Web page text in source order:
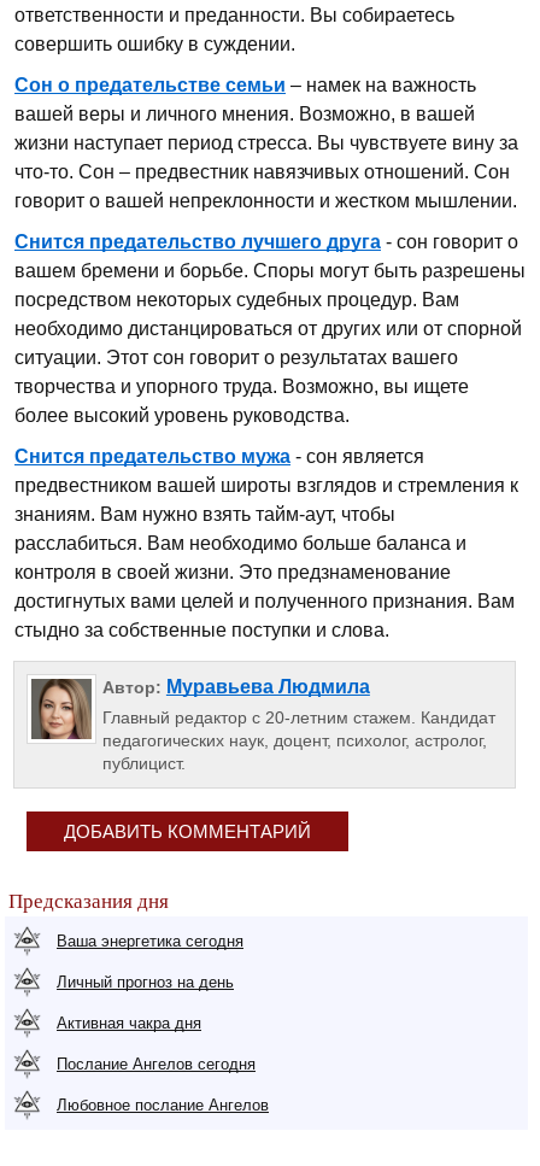
ответственности и преданности. Вы собираетесь
совершить ошибку в суждении.
Сон о предательстве семьи – намек на важность
вашей веры и личного мнения. Возможно, в вашей
жизни наступает период стресса. Вы чувствуете вину за
что-то. Сон – предвестник навязчивых отношений. Сон
говорит о вашей непреклонности и жестком мышлении.
Снится предательство лучшего друга - сон говорит о
вашем бремени и борьбе. Споры могут быть разрешены
посредством некоторых судебных процедур. Вам
необходимо дистанцироваться от других или от спорной
ситуации. Этот сон говорит о результатах вашего
творчества и упорного труда. Возможно, вы ищете
более высокий уровень руководства.
Снится предательство мужа - сон является
предвестником вашей широты взглядов и стремления к
знаниям. Вам нужно взять тайм-аут, чтобы
расслабиться. Вам необходимо больше баланса и
контроля в своей жизни. Это предзнаменование
достигнутых вами целей и полученного признания. Вам
стыдно за собственные поступки и слова.
Автор: Муравьева Людмила
Главный редактор с 20-летним стажем. Кандидат
педагогических наук, доцент, психолог, астролог,
публицист.
ДОБАВИТЬ КОММЕНТАРИЙ
Предсказания дня
Ваша энергетика сегодня
Личный прогноз на день
Активная чакра дня
Послание Ангелов сегодня
Любовное послание Ангелов